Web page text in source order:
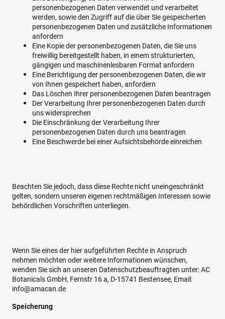
personenbezogenen Daten verwendet und verarbeitet
werden, sowie den Zugriff auf die über Sie gespeicherten
personenbezogenen Daten und zusätzliche Informationen
anfordern
Eine Kopie der personenbezogenen Daten, die Sie uns
freiwillig bereitgestellt haben, in einem strukturierten,
gängigen und maschinenlesbaren Format anfordern
Eine Berichtigung der personenbezogenen Daten, die wir
von Ihnen gespeichert haben, anfordern
Das Löschen Ihrer personenbezogenen Daten beantragen
Der Verarbeitung Ihrer personenbezogenen Daten durch
uns widersprechen
Die Einschränkung der Verarbeitung Ihrer
personenbezogenen Daten durch uns beantragen
Eine Beschwerde bei einer Aufsichtsbehörde einreichen
Beachten Sie jedoch, dass diese Rechte nicht uneingeschränkt
gelten, sondern unseren eigenen rechtmäßigen Interessen sowie
behördlichen Vorschriften unterliegen.
Wenn Sie eines der hier aufgeführten Rechte in Anspruch
nehmen möchten oder weitere Informationen wünschen,
wenden Sie sich an unseren Datenschutzbeauftragten unter: AC
Botanicals GmbH, Fernstr 16 a, D-15741 Bestensee, Email:
info@amacan.de
Speicherung